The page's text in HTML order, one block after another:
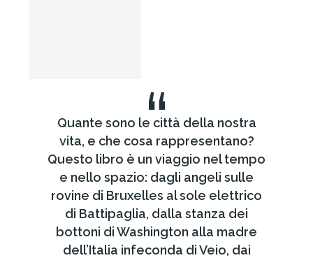
“
Quante sono le città della nostra
vita, e che cosa rappresentano?
Questo libro è un viaggio nel tempo
e nello spazio: dagli angeli sulle
rovine di Bruxelles al sole elettrico
di Battipaglia, dalla stanza dei
bottoni di Washington alla madre
dell’Italia infeconda di Veio, dai